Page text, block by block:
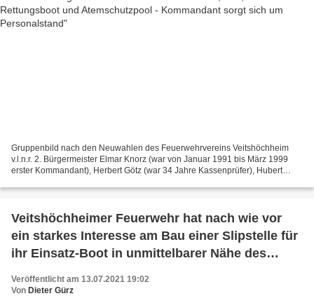
Gruppenbild nach den Neuwahlen des Feuerwehrvereins Veitshöchheim
v.l.n.r. 2. Bürgermeister Elmar Knorz (war von Januar 1991 bis März 1999
erster Kommandant), Herbert Götz (war 34 Jahre Kassenprüfer), Hubert
Veitshöchheimer Feuerwehr hat nach wie vor
ein starkes Interesse am Bau einer Slipstelle für
ihr Einsatz-Boot in unmittelbarer Nähe des
Veröffentlicht am 13.07.2021 19:02
Von Dieter Gürz